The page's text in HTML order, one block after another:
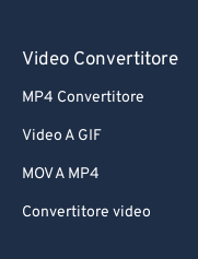
Video Convertitore
MP4 Convertitore
Video A GIF
MOV A MP4
Convertitore video